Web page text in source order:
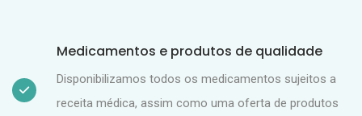
Medicamentos e produtos de qualidade
Disponibilizamos todos os medicamentos sujeitos a
receita médica, assim como uma oferta de produtos